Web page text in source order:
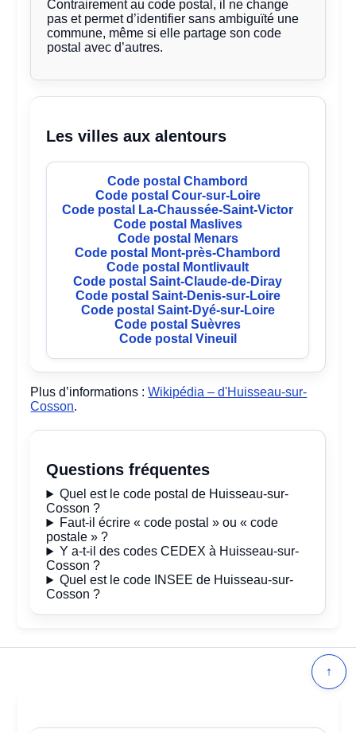
Contrairement au code postal, il ne change
pas et permet d’identifier sans ambiguïté une
commune, même si elle partage son code
postal avec d’autres.
Les villes aux alentours
Code postal Chambord
Code postal Cour-sur-Loire
Code postal La-Chaussée-Saint-Victor
Code postal Maslives
Code postal Menars
Code postal Mont-près-Chambord
Code postal Montlivault
Code postal Saint-Claude-de-Diray
Code postal Saint-Denis-sur-Loire
Code postal Saint-Dyé-sur-Loire
Code postal Suèvres
Code postal Vineuil
Plus d’informations :Wikipédia – d'Huisseau-sur-
Cosson.
Questions fréquentes
Quel est le code postal de Huisseau-sur-
Cosson ?
Faut-il écrire « code postal » ou « code
postale » ?
Y a-t-il des codes CEDEX à Huisseau-sur-
Cosson ?
Quel est le code INSEE de Huisseau-sur-
Cosson ?
↑